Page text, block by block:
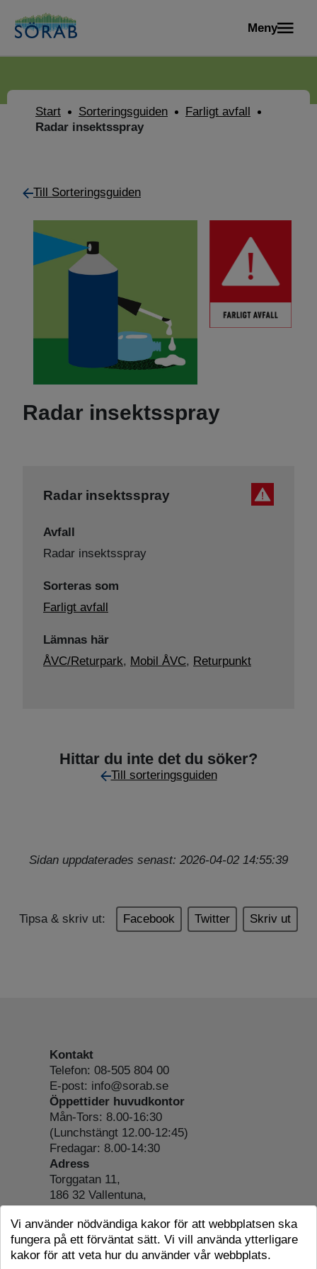
Meny
Start Sorteringsguiden
Farligt avfall
Radar insektsspray
Till Sorteringsguiden
Radar insektsspray
Radar insektsspray
Avfall
Radar insektsspray
Sorteras som
Farligt avfall
Lämnas här
ÅVC/Returpark, Mobil ÅVC, Returpunkt
Hittar du inte det du söker?
Till sorteringsguiden
Sidan uppdaterades senast: 2026-04-02 14:55:39
Tipsa & skriv ut: Facebook Twitter Skriv ut
Kontakt
Telefon: 08-505 804 00
E-post: info@sorab.se
Öppettider huvudkontor
Mån-Tors: 8.00-16:30
(Lunchstängt 12.00-12:45)
Fredagar: 8.00-14:30
Adress
Torggatan 11,
186 32 Vallentuna,
Org.nr: 556197-4022
Om webbplatsen
Tillgänglighetsredogörelse
Cookie-information
Vi använder nödvändiga kakor för att webbplatsen ska
fungera på ett förväntat sätt. Vi vill använda ytterligare
kakor för att veta hur du använder vår webbplats.